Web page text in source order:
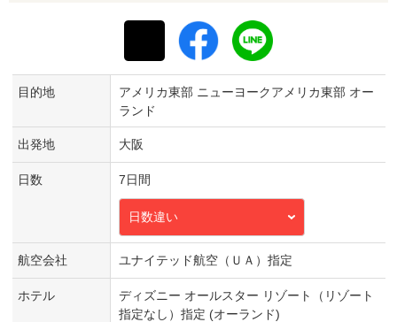
目的地
アメリカ東部 ニューヨークアメリカ東部 オー
ランド
出発地 大阪
日数 7日間
日数違い
航空会社 ユナイテッド航空（ＵＡ）指定
ホテル
ディズニー オールスター リゾート（リゾート
指定なし）指定 (オーランド)